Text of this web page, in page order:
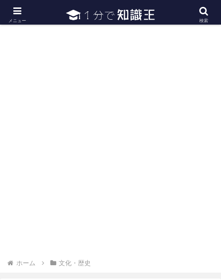
日常で必要な常識・知識や雑学・豆知識を幅広く紹介
ホーム 文化・歴史
メニュー 検索